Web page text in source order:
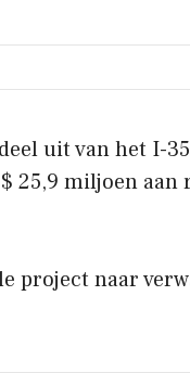
uit van het I-
25,9 miljoen aan
project naar